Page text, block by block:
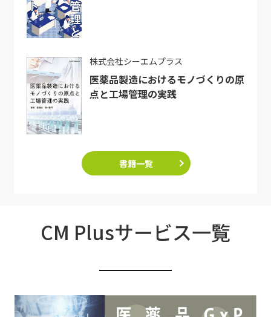
株式会社シーエムプラス
医薬品製造におけるモノづくりの原
点と工場管理の実践
書籍一覧
CM Plusサービス一覧